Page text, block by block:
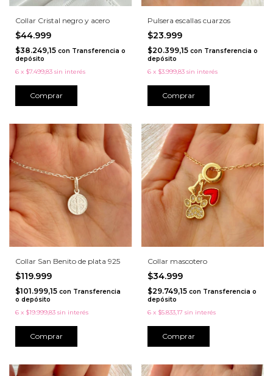
Collar Cristal negro y acero
$44.999
$38.249,15 con Transferencia o
depósito
6 x $7.499,83 sin interés
Pulsera escallas cuarzos
$23.999
$20.399,15 con Transferencia o
depósito
6 x $3.999,83 sin interés
Collar San Benito de plata 925
$119.999
$101.999,15 con Transferencia
o depósito
6 x $19.999,83 sin interés
Collar mascotero
$34.999
$29.749,15 con Transferencia o
depósito
6 x $5.833,17 sin interés